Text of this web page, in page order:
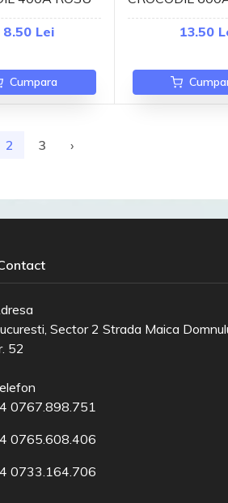
8.50 Lei
Cumpara
13.50
2 3 ›
Sector 2 Strada Maica
52
0767.898.751
0765.608.406
0733.164.706